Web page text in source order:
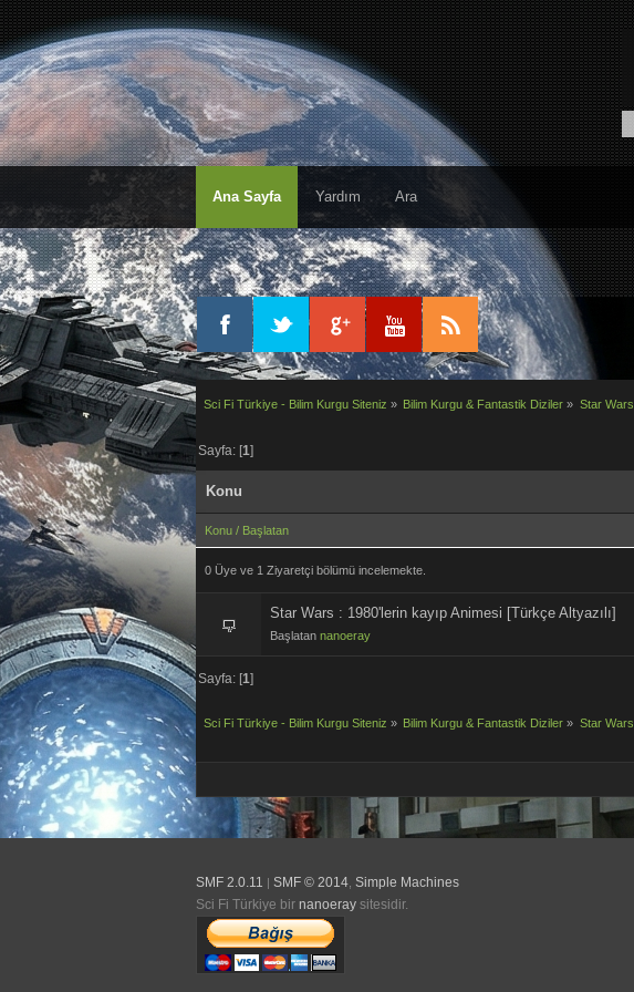
Ana Sayfa Yardım Ara
Sci Fi Türkiye - Bilim Kurgu Siteniz » Bilim Kurgu & Fantastik Diziler » Star Wars
Sayfa: [1]
Konu
Konu / Başlatan
0 Üye ve 1 Ziyaretçi bölümü incelemekte.
Star Wars : 1980'lerin kayıp Animesi [Türkçe Altyazılı]
Başlatan nanoeray
Sayfa: [1]
Sci Fi Türkiye - Bilim Kurgu Siteniz » Bilim Kurgu & Fantastik Diziler » Star Wars
SMF 2.0.11 | SMF © 2014 Simple Machines
Sci Fi Türkiye bir nanoeray sitesidir.